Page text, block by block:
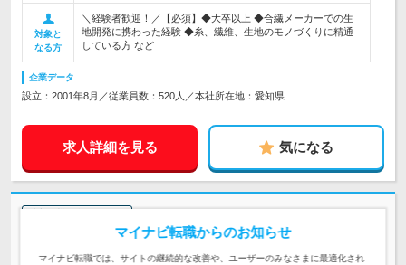
対象と
なる方
＼経験者歓迎！／【必須】◆大卒以上 ◆合繊メーカーでの生
地開発に携わった経験 ◆糸、繊維、生地のモノづくりに精通
している方 など
企業データ
設立：2001年8月／従業員数：520人／本社所在地：愛知県
求人詳細を見る 気になる
瀧定名古屋株式会社 | ＃創業160年以上の老舗企業 #衣料の企画～販売まで
一貫して展開
マイナビ転職からのお知らせ
マイナビ転職では、サイトの継続的な改善や、ユーザーのみなさまに最適化され